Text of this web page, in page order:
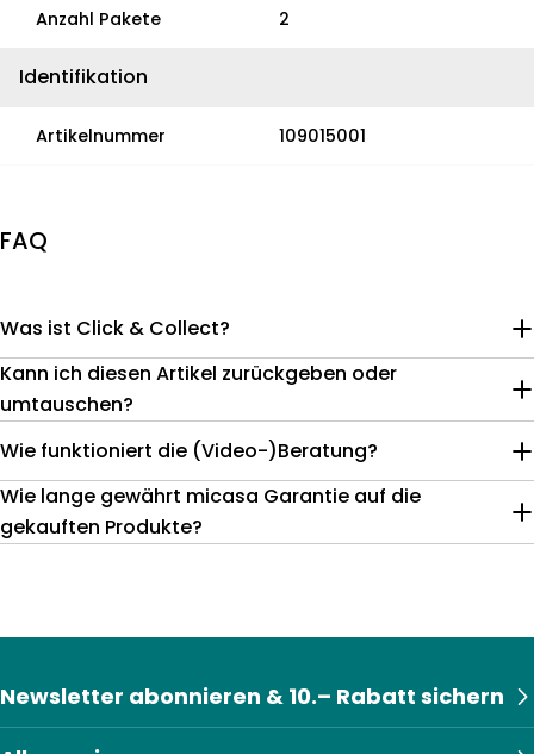
Anzahl Pakete 2
Identifikation
Artikelnummer 109015001
FAQ
Was ist Click & Collect?
Kann ich diesen Artikel zurückgeben oder
umtauschen?
Wie funktioniert die (Video-)Beratung?
Wie lange gewährt micasa Garantie auf die
gekauften Produkte?
Newsletter abonnieren & 10.– Rabatt sichern